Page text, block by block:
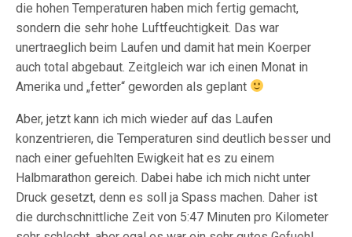
die hohen Temperaturen haben mich fertig gemacht,
sondern die sehr hohe Luftfeuchtigkeit. Das war
unertraeglich beim Laufen und damit hat mein Koerper
auch total abgebaut. Zeitgleich war ich einen Monat in
Amerika und „fetter“ geworden als geplant
Aber, jetzt kann ich mich wieder auf das Laufen
konzentrieren, die Temperaturen sind deutlich besser und
nach einer gefuehlten Ewigkeit hat es zu einem
Halbmarathon gereich. Dabei habe ich mich nicht unter
Druck gesetzt, denn es soll ja Spass machen. Daher ist
die durchschnittliche Zeit von 5:47 Minuten pro Kilometer